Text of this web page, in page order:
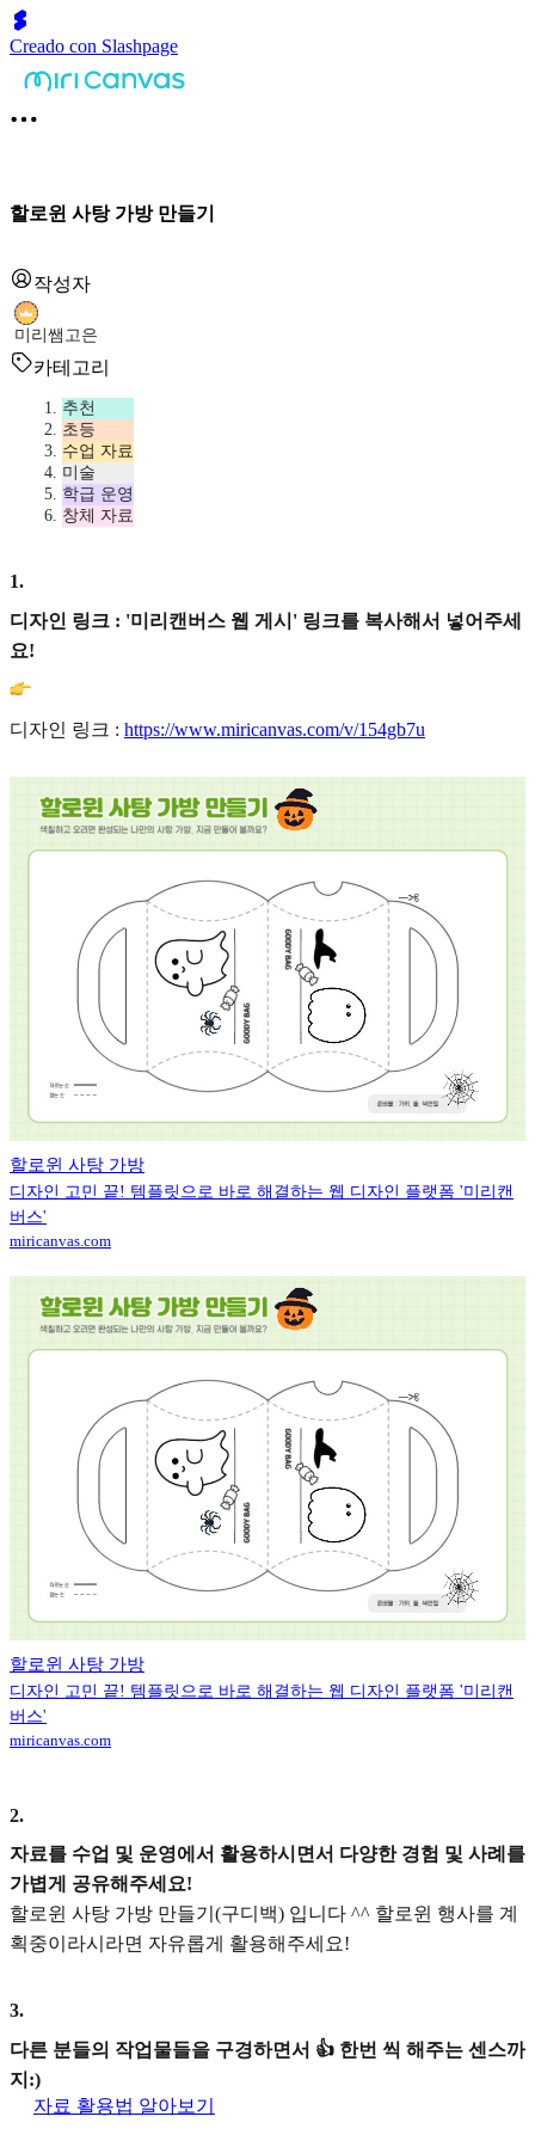
Creado con Slashpage
할로윈 사탕 가방 만들기
작성자
미리쌤고은
카테고리
추천
초등
수업 자료
미술
학급 운영
창체 자료
1.
디자인 링크 : '미리캔버스 웹 게시' 링크를 복사해서 넣어주세
요!
디자인 링크 : https://www.miricanvas.com/v/154gb7u
할로윈 사탕 가방
디자인 고민 끝! 템플릿으로 바로 해결하는 웹 디자인 플랫폼 '미리캔
버스'
miricanvas.com
할로윈 사탕 가방
디자인 고민 끝! 템플릿으로 바로 해결하는 웹 디자인 플랫폼 '미리캔
버스'
miricanvas.com
2.
자료를 수업 및 운영에서 활용하시면서 다양한 경험 및 사례를
가볍게 공유해주세요!
할로윈 사탕 가방 만들기(구디백) 입니다 ^^ 할로윈 행사를 계
획중이라시라면 자유롭게 활용해주세요!
3.
다른 분들의 작업물들을 구경하면서 👍 한번 씩 해주는 센스까
지:)
자료 활용법 알아보기